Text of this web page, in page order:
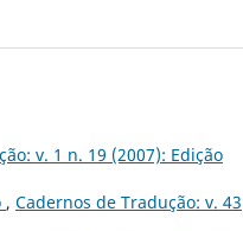
v. 1 n. 19 (2007): Edição
, Cadernos de Tradução: v. 43